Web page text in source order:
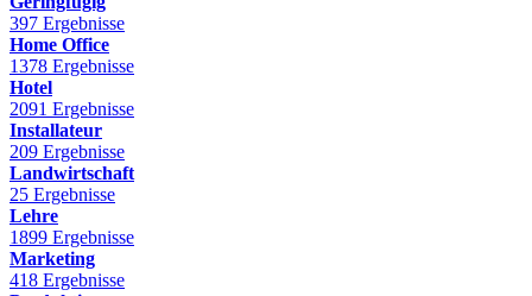
397 Ergebnisse
Home Office
1378 Ergebnisse
Hotel
2091 Ergebnisse
Installateur
209 Ergebnisse
Landwirtschaft
25 Ergebnisse
Lehre
1899 Ergebnisse
Marketing
418 Ergebnisse